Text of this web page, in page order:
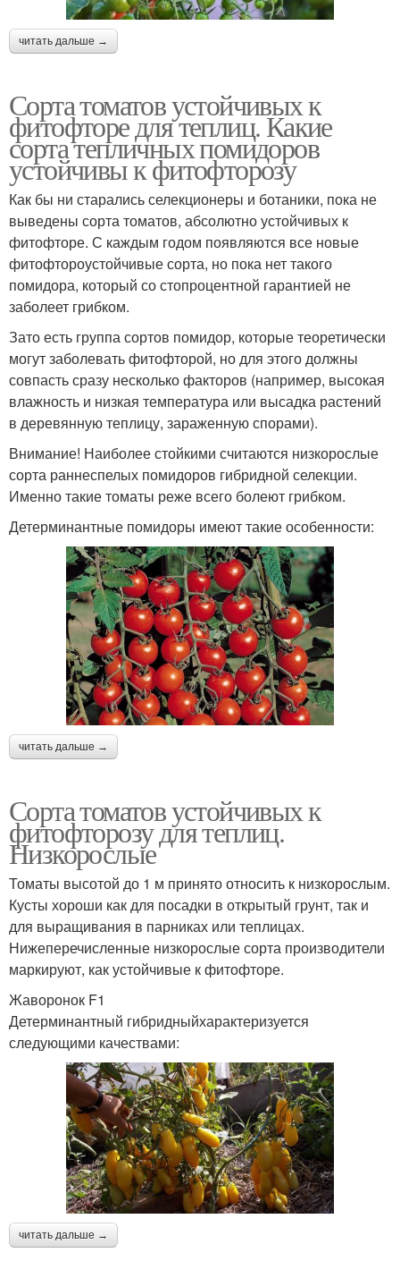
читать дальше →
Сорта томатов устойчивых к
фитофторе для теплиц. Какие
сорта тепличных помидоров
устойчивы к фитофторозу
Как бы ни старались селекционеры и ботаники, пока не
выведены сорта томатов, абсолютно устойчивых к
фитофторе. С каждым годом появляются все новые
фитофтороустойчивые сорта, но пока нет такого
помидора, который со стопроцентной гарантией не
заболеет грибком.
Зато есть группа сортов помидор, которые теоретически
могут заболевать фитофторой, но для этого должны
совпасть сразу несколько факторов (например, высокая
влажность и низкая температура или высадка растений
в деревянную теплицу, зараженную спорами).
Внимание! Наиболее стойкими считаются низкорослые
сорта раннеспелых помидоров гибридной селекции.
Именно такие томаты реже всего болеют грибком.
Детерминантные помидоры имеют такие особенности:
читать дальше →
Сорта томатов устойчивых к
фитофторозу для теплиц.
Низкорослые
Томаты высотой до 1 м принято относить к низкорослым.
Кусты хороши как для посадки в открытый грунт, так и
для выращивания в парниках или теплицах.
Нижеперечисленные низкорослые сорта производители
маркируют, как устойчивые к фитофторе.
Жаворонок F1
Детерминантный гибридныйхарактеризуется
следующими качествами:
читать дальше →